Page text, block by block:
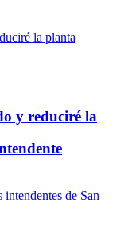
y reduciré la